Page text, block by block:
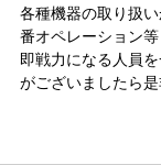
各種機器の取り扱
番オペレーション等
即戦力になる人員
がございましたら是